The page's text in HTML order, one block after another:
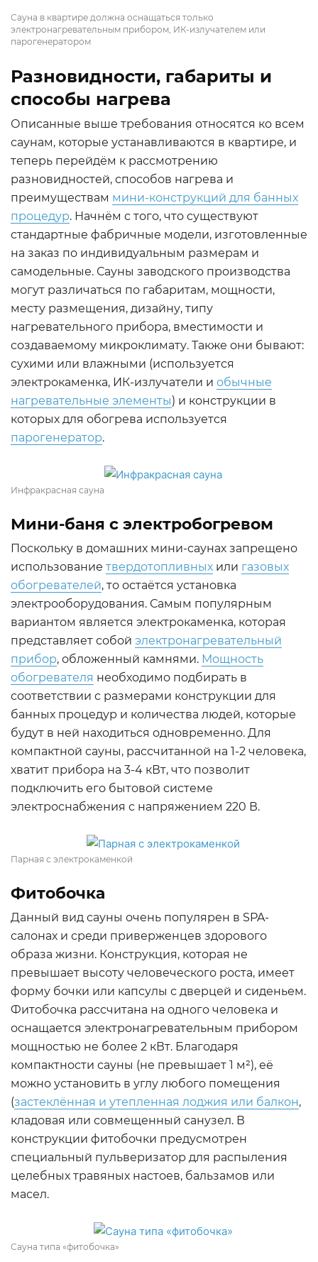
Сауна в квартире должна оснащаться только
электронагревательным прибором, ИК-излучателем или
парогенератором
Разновидности, габариты и
способы нагрева
Описанные выше требования относятся ко всем
саунам, которые устанавливаются в квартире, и
теперь перейдём к рассмотрению
разновидностей, способов нагрева и
преимуществам мини-конструкций для банных
процедур. Начнём с того, что существуют
стандартные фабричные модели, изготовленные
на заказ по индивидуальным размерам и
самодельные. Сауны заводского производства
могут различаться по габаритам, мощности,
месту размещения, дизайну, типу
нагревательного прибора, вместимости и
создаваемому микроклимату. Также они бывают:
сухими или влажными (используется
электрокаменка, ИК-излучатели и обычные
нагревательные элементы) и конструкции в
которых для обогрева используется
парогенератор.
Инфракрасная сауна
Мини-баня с электробогревом
Поскольку в домашних мини-саунах запрещено
использование твердотопливных или газовых
обогревателей, то остаётся установка
электрооборудования. Самым популярным
вариантом является электрокаменка, которая
представляет собой электронагревательный
прибор, обложенный камнями. Мощность
обогревателя необходимо подбирать в
соответствии с размерами конструкции для
банных процедур и количества людей, которые
будут в ней находиться одновременно. Для
компактной сауны, рассчитанной на 1-2 человека,
хватит прибора на 3-4 кВт, что позволит
подключить его бытовой системе
электроснабжения с напряжением 220 В.
Парная с электрокаменкой
Фитобочка
Данный вид сауны очень популярен в SPA-
салонах и среди приверженцев здорового
образа жизни. Конструкция, которая не
превышает высоту человеческого роста, имеет
форму бочки или капсулы с дверцей и сиденьем.
Фитобочка рассчитана на одного человека и
оснащается электронагревательным прибором
мощностью не более 2 кВт. Благодаря
компактности сауны (не превышает 1 м²), её
можно установить в углу любого помещения
(застеклённая и утепленная лоджия или балкон,
кладовая или совмещенный санузел. В
конструкции фитобочки предусмотрен
специальный пульверизатор для распыления
целебных травяных настоев, бальзамов или
масел.
Сауна типа «фитобочка»